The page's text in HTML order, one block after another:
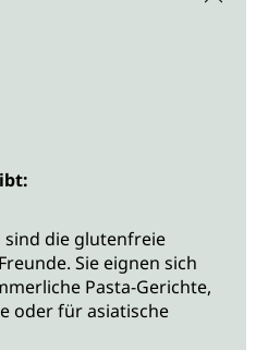
sind die glutenfreie
Sie eignen sich
Pasta-Gerichte,
oder für asiatische